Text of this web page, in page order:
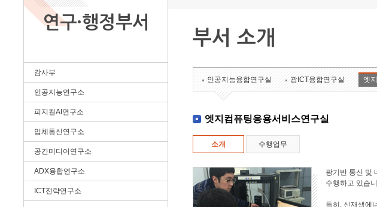
연구·행정부서
감사부
인공지능연구소
피지컬AI연구소
입체통신연구소
공간미디어연구소
ADX융합연구소
ICT전략연구소
부서 소개
인공지능융합연구실 광ICT융합연구실 엣
엣지컴퓨팅응용서비스연구실
소개 수행업무
광기반 통신 및
수행하고 있습
특히, 신재생에